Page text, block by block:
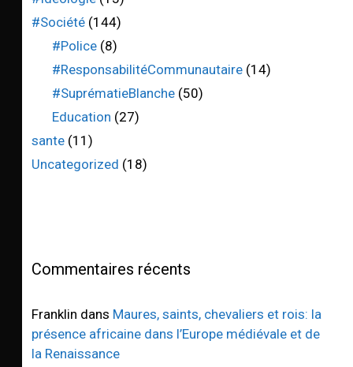
#Société (144)
#Police(8)
#ResponsabilitéCommunautaire(14)
#SuprématieBlanche(50)
Education (27)
sante (11)
Uncategorized (18)
Commentaires récents
Franklin dans Maures, saints, chevaliers et rois: la
présence africaine dans l’Europe médiévale et de
la Renaissance